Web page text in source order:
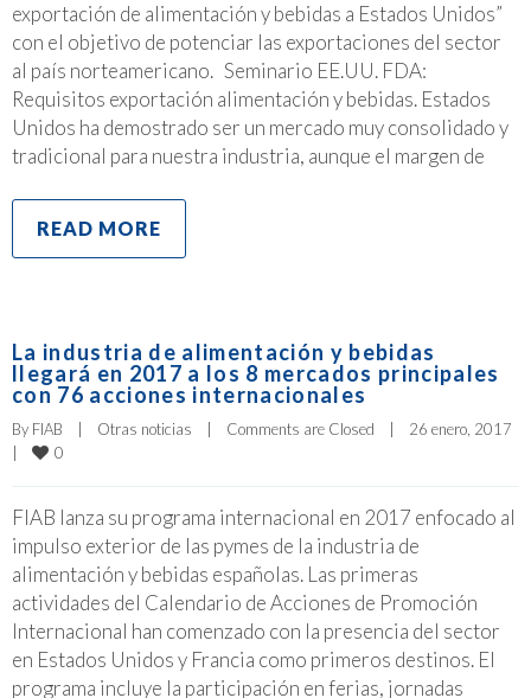
exportación de alimentación y bebidas a Estados Unidos”
con el objetivo de potenciar las exportaciones del sector
al país norteamericano. Seminario EE.UU. FDA:
Requisitos exportación alimentación y bebidas. Estados
Unidos ha demostrado ser un mercado muy consolidado y
tradicional para nuestra industria, aunque el margen de
READ MORE
La industria de alimentación y bebidas
llegará en 2017 a los 8 mercados principales
con 76 acciones internacionales
By FIAB Otras noticias Comments are Closed
0
FIAB lanza su programa internacional en 2017 enfocado al
impulso exterior de las pymes de la industria de
alimentación y bebidas españolas. Las primeras
actividades del Calendario de Acciones de Promoción
Internacional han comenzado con la presencia del sector
en Estados Unidos y Francia como primeros destinos. El
programa incluye la participación en ferias, jornadas